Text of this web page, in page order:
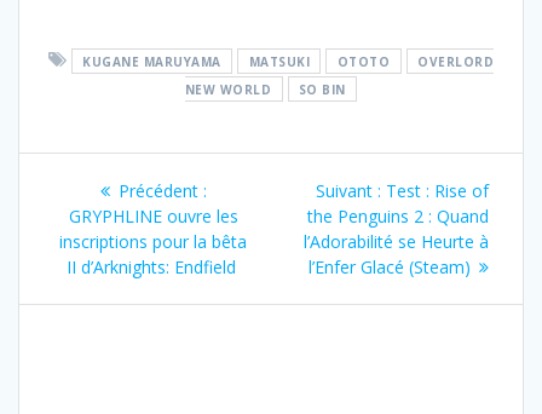
KUGANE MARUYAMA MATSUKI OTOTO
OVERLORD
NEW WORLD
SO BIN
Navigation
de
l’article
Précédent :Article
précédent
:
GRYPHLINE ouvre les
inscriptions pour la bêta
II d’Arknights: Endfield
Suivant : Article
suivant
:
Test : Rise of
the Penguins 2 : Quand
l’Adorabilité se Heurte à
l’Enfer Glacé (Steam)